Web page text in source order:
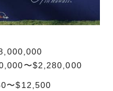
〜$2,280,000
〜$12,500